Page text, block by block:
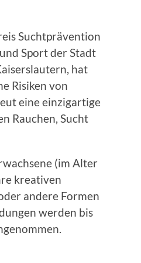
Suchtprävention
Sport der Stadt
hat
Risiken von
eine einzigartige
Rauchen, Sucht
(im Alter
kreativen
andere Formen
werden bis